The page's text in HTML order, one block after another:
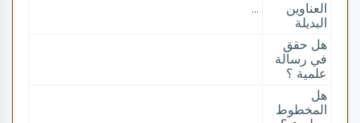
العناوين
البديلة
...
هل حقق
في رسالة
علمية ؟
هل
المخطوط